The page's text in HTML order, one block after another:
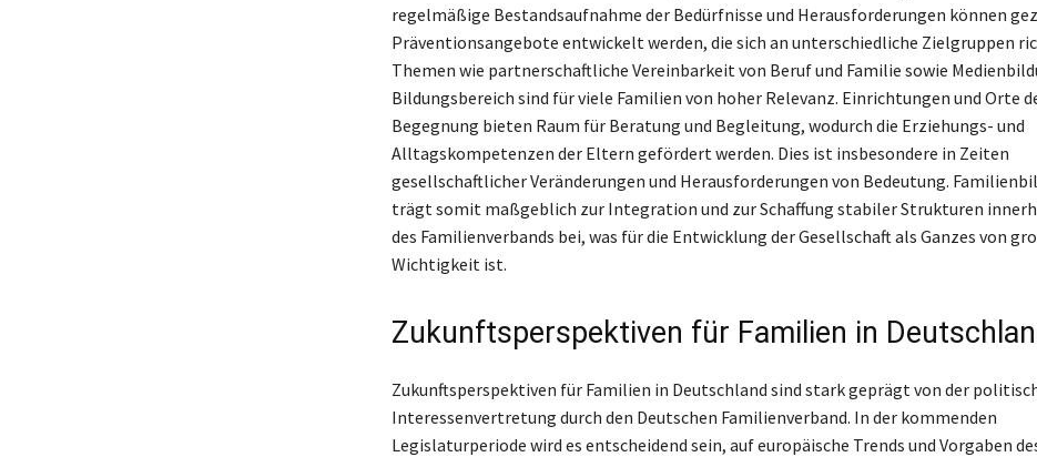
regelmäßige Bestandsaufnahme der Bedürfnisse und Herausforderungen können
Präventionsangebote entwickelt werden, die sich an unterschiedliche Zielgruppen
Themen wie partnerschaftliche Vereinbarkeit von Beruf und Familie sowie
Bildungsbereich sind für viele Familien von hoher Relevanz. Einrichtungen und Orte
Begegnung bieten Raum für Beratung und Begleitung, wodurch die Erziehungs- und
Alltagskompetenzen der Eltern gefördert werden. Dies ist insbesondere in Zeiten
gesellschaftlicher Veränderungen und Herausforderungen von Bedeutung.
trägt somit maßgeblich zur Integration und zur Schaffung stabiler Strukturen
des Familienverbands bei, was für die Entwicklung der Gesellschaft als Ganzes von
Wichtigkeit ist.
Zukunftsperspektiven für Familien in
Zukunftsperspektiven für Familien in Deutschland sind stark geprägt von der
Interessenvertretung durch den Deutschen Familienverband. In der kommenden
Legislaturperiode wird es entscheidend sein, auf europäische Trends und Vorgaben